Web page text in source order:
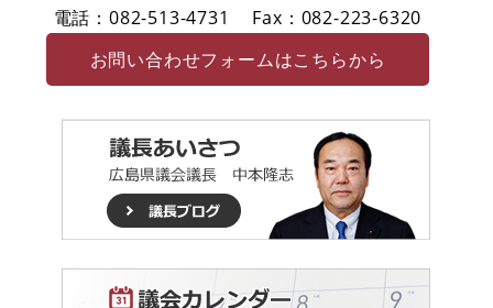
電話：082-513-4731
Fax：082-223-6320
お問い合わせフォームはこちらから